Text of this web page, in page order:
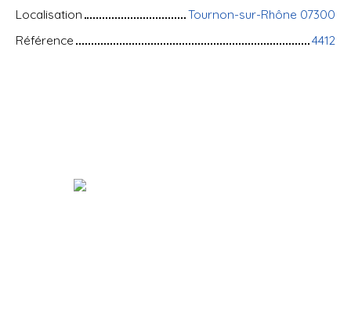
Localisation
Tournon-sur-Rhône 07300
Référence
4412